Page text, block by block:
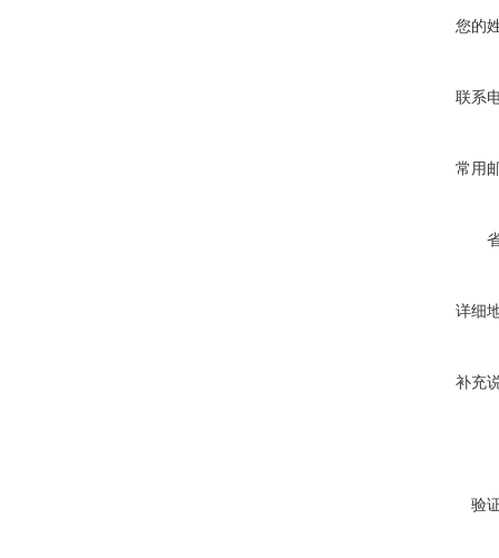
您的
联系
常用
详细
补充
验